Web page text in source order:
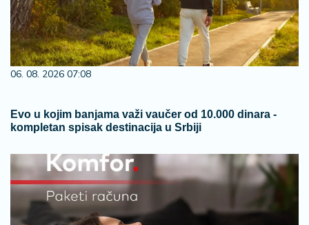
06. 08. 2026 07:08
Evo u kojim banjama važi vaučer od 10.000 dinara -
kompletan spisak destinacija u Srbiji